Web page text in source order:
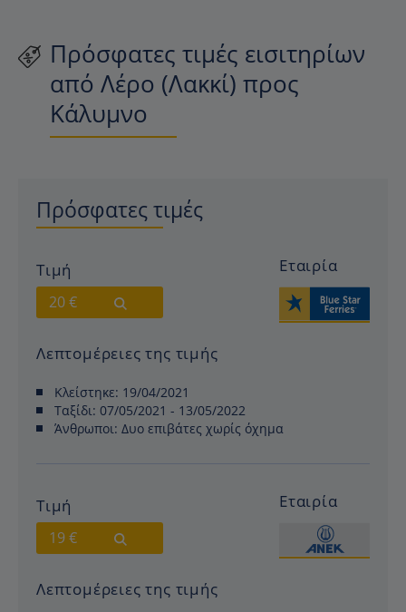
Πρόσφατες τιμές εισιτηρίων
από Λέρο (Λακκί) προς
Κάλυμνο
Πρόσφατες τιμές
Τιμή
20 €
Εταιρία
Λεπτομέρειες της τιμής
Κλείστηκε: 19/04/2021
Ταξίδι: 07/05/2021 - 13/05/2022
Άνθρωποι: Δυο επιβάτες χωρίς όχημα
Τιμή
19 €
Εταιρία
Λεπτομέρειες της τιμής